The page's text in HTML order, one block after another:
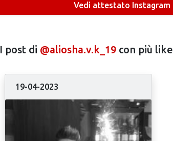
Vedi attestato Instagram
I post di @aliosha.v.k_19 con più like
19-04-2023